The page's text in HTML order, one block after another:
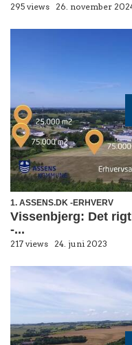
295 views 26. november
1. ASSENS.DK -ERHVERV
Vissenbjerg: Det
-...
217 views 24. juni 2023